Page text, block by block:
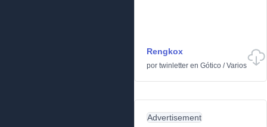
Rengkox
por twinletter en Gótico /Varios
Advertisement